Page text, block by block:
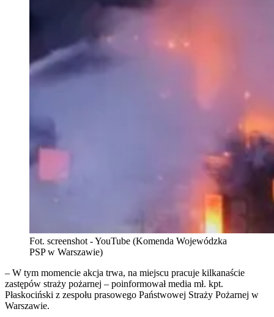
Fot. screenshot - YouTube (Komenda Wojewódzka
PSP w Warszawie)
– W tym momencie akcja trwa, na miejscu pracuje kilkanaście
zastępów straży pożarnej – poinformował media mł. kpt.
Płaskociński z zespołu prasowego Państwowej Straży Pożarnej w
Warszawie.